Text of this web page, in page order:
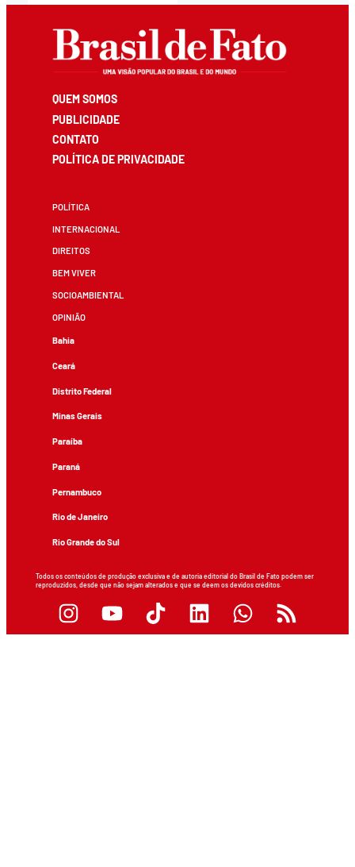
QUEM SOMOS
PUBLICIDADE
CONTATO
POLÍTICA DE PRIVACIDADE
POLÍTICA
INTERNACIONAL
DIREITOS
BEM VIVER
SOCIOAMBIENTAL
OPINIÃO
Bahia
Ceará
Distrito Federal
Minas Gerais
Paraíba
Paraná
Pernambuco
Rio de Janeiro
Rio Grande do Sul
Todos os conteúdos de produção exclusiva e de autoria editorial do Brasil de Fato podem ser
reproduzidos, desde que não sejam alterados e que se deem os devidos créditos.